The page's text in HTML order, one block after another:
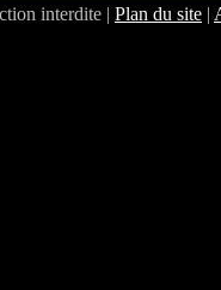
interdite | Plan du site |